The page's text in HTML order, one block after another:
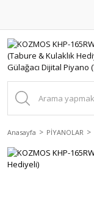
Anasayfa PİYANOLAR